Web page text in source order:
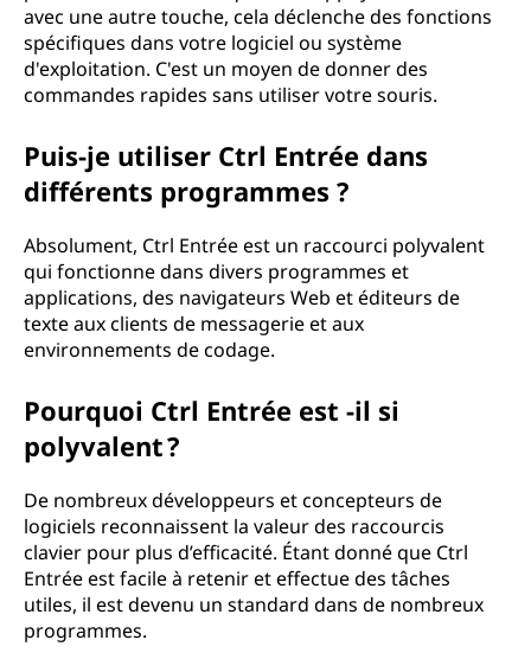
avec une autre touche, cela déclenche des fonctions
spécifiques dans votre logiciel ou système
d'exploitation. C'est un moyen de donner des
commandes rapides sans utiliser votre souris.
Puis-je utiliser Ctrl Entrée dans
différents programmes ?
Absolument, Ctrl Entrée est un raccourci polyvalent
qui fonctionne dans divers programmes et
applications, des navigateurs Web et éditeurs de
texte aux clients de messagerie et aux
environnements de codage.
Pourquoi Ctrl Entrée est -il si
polyvalent ?
De nombreux développeurs et concepteurs de
logiciels reconnaissent la valeur des raccourcis
clavier pour plus d’efficacité. Étant donné que Ctrl
Entrée est facile à retenir et effectue des tâches
utiles, il est devenu un standard dans de nombreux
programmes.